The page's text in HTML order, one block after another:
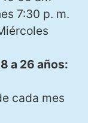
7:30 p. m.
a 26 años:
cada mes